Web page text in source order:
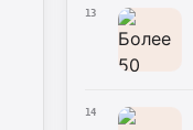
13
14